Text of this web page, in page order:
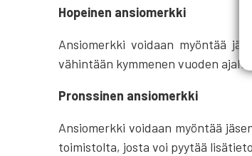
Hopeinen ansiomerkki
Ansiomerkki voidaan myöntää
vähintään kymmenen vuoden ajalta.
Pronssinen ansiomerkki
Ansiomerkki voidaan myöntää
toimistolta, josta voi pyytää